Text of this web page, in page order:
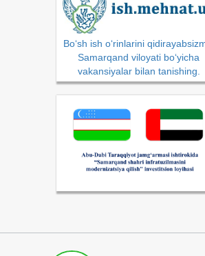
Bo‘sh ish o‘rinlarini
Samarqand viloyati bo‘yicha
vakansiyalar bilan tanishing.